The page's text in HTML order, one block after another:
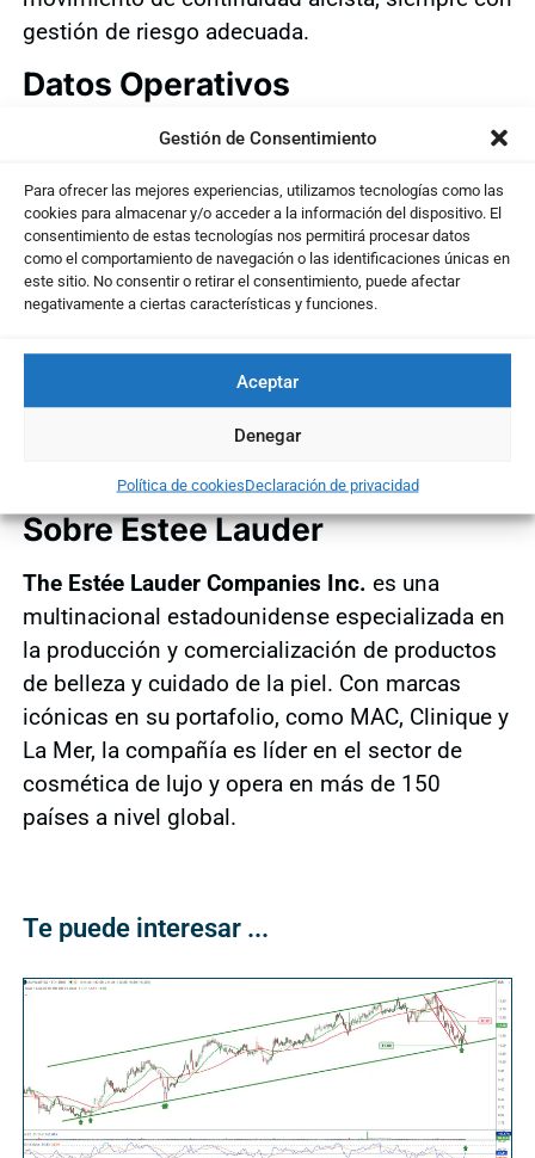
Gestión de Consentimiento
Para ofrecer las mejores experiencias, utilizamos tecnologías como las
cookies para almacenar y/o acceder a la información del dispositivo. El
consentimiento de estas tecnologías nos permitirá procesar datos
como el comportamiento de navegación o las identificaciones únicas en
este sitio. No consentir o retirar el consentimiento, puede afectar
negativamente a ciertas características y funciones.
Aceptar
Denegar
Política de cookiesDeclaración de privacidad
gestión de riesgo adecuada.
Datos Operativos
• Título (Mercado:Ticker):Estee Lauder
• Último precio:78,07 $
• Fecha activación:17/01/2025
exclusivo para Usuarios Suscritos
Activa tu Plan aquíy pasa a formar parte de
nuestra Comunidad de Inversores con acceso
Sobre Estee Lauder
The Estée Lauder Companies Inc. es una
multinacional estadounidense especializada en
la producción y comercialización de productos
de belleza y cuidado de la piel. Con marcas
icónicas en su portafolio, como MAC, Clinique y
La Mer, la compañía es líder en el sector de
cosmética de lujo y opera en más de 150
países a nivel global.
Te puede interesar ...